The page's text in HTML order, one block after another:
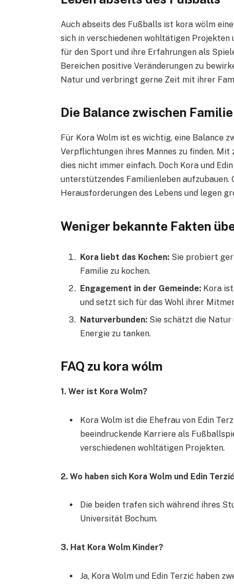
Auch abseits des Fußballs ist kora wölm
sich in verschiedenen wohltätigen
für den Sport und ihre Erfahrungen als
Bereichen positive Veränderungen zu
Natur und verbringt gerne Zeit mit ihrer
Die Balance zwischen
Für Kora Wolm ist es wichtig, eine Balance
Verpflichtungen ihres Mannes zu finden.
dies nicht immer einfach. Doch Kora und
unterstützendes Familienleben aufzubauen.
Herausforderungen des Lebens und legen
Weniger bekannte Fakten
Kora liebt das Kochen:Sie probiert
Familie zu kochen.
Engagement in der Gemeinde:Kora ist
und setzt sich für das Wohl ihrer
Naturverbunden:Sie schätzt die Natur
Energie zu tanken.
FAQ zu kora wólm
1. Wer ist Kora Wolm?
Kora Wolm ist die Ehefrau von Edin
beeindruckende Karriere als
verschiedenen wohltätigen Projekten.
2. Wo haben sich Kora Wolm und Edin
Die beiden trafen sich während ihres
Universität Bochum.
3. Hat Kora Wolm Kinder?
Ja, Kora Wolm und Edin Terzić haben